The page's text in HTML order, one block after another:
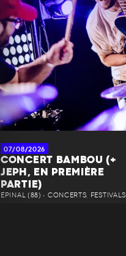
07/08/2026
CONCERT BAMBOU (+
JEPH, EN PREMIÈRE
PARTIE)
ÉPINAL (88) • CONCERTS, FESTIVALS